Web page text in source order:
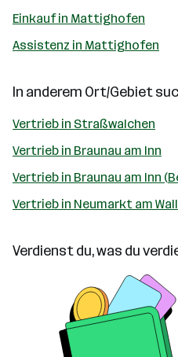
Einkauf in Mattighofen
Assistenz in Mattighofen
In anderem Ort/Gebiet
Vertrieb in Straßwalchen
Vertrieb in Braunau am Inn
Vertrieb in Braunau am Inn
Vertrieb in Neumarkt am
Verdienst du, was du